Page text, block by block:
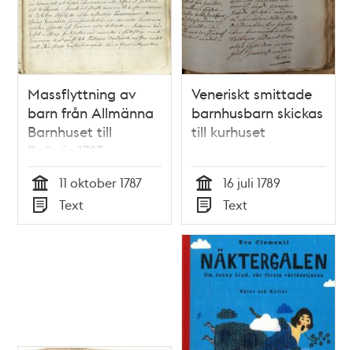
Massflyttning av
barn från Allmänna
Barnhuset till
Bollnäs 1787
Tid
11 oktober 1787
Typ
Text
Veneriskt smittade
barnhusbarn skickas
till kurhuset
Tid
16 juli 1789
Typ
Text